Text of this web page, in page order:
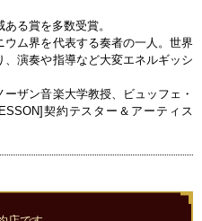
る賞を多数受賞。
ウム界を代表する奏者の一人。世界
、演奏や指導など大変エネルギッシ
ーザン音楽大学教授、ビュッフェ・
契約テスター＆アーティス